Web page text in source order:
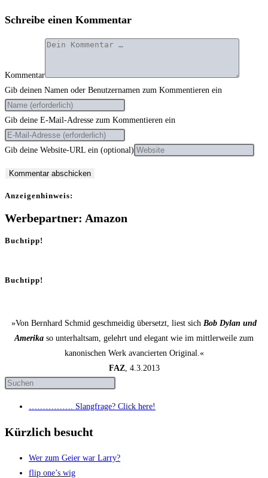
Schreibe einen Kommentar
Kommentar
Gib deinen Namen oder Benutzernamen zum Kommentieren ein
Gib deine E-Mail-Adresse zum Kommentieren ein
Gib deine Website-URL ein (optional)
Anzei­gen­hin­weis:
Werbepartner: Amazon
Buchtipp!
Buchtipp!
»Von Bernhard Schmid geschmeidig übersetzt, liest sich Bob Dylan und
Amerika so unterhaltsam, gelehrt und elegant wie im mittlerweile zum
kanonischen Werk avancierten Original.«
FAZ, 4.3.2013
……………. Slang­fra­ge? Click here!
Kürzlich besucht
Wer zum Gei­er war Larry?
flip one’s wig